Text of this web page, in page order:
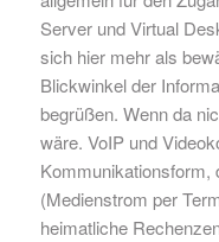
Server und Virtual
sich hier mehr als
Blickwinkel der
begrüßen. Wenn da
wäre. VoIP und
Kommunikationsform,
(Medienstrom per
heimatliche